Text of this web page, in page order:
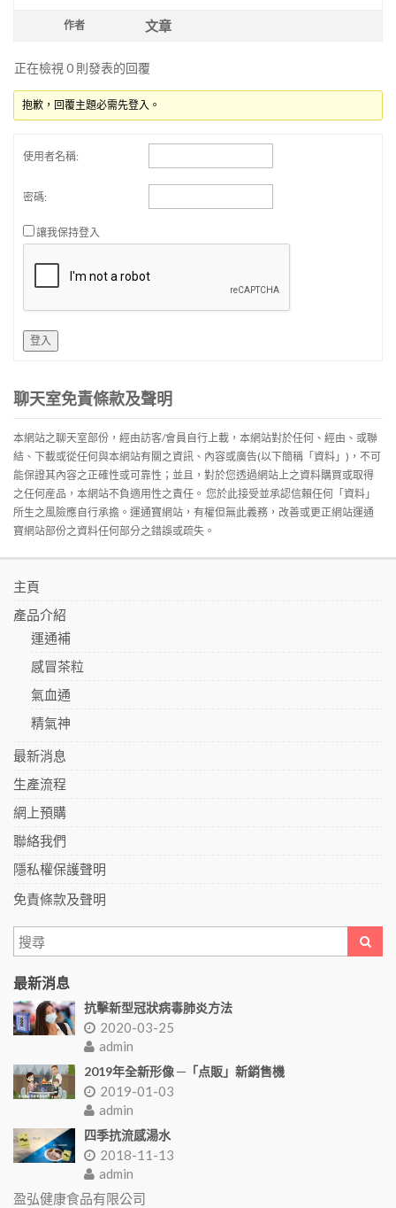
作者 文章
正在檢視 0 則發表的回覆
抱歉，回覆主題必需先登入。
使用者名稱:
密碼:
讓我保持登入
登入
聊天室免責條款及聲明
本網站之聊天室部份，經由訪客/會員自行上載，本網站對於任何、經由、或聯
結、下載或從任何與本網站有關之資訊、內容或廣告(以下簡稱「資料」)，不可
能保證其內容之正確性或可靠性；並且，對於您透過網站上之資料購買或取得
之任何産品，本網站不負適用性之責任。 您於此接受並承認信賴任何「資料」
所生之風險應自行承擔。運通寶網站，有權但無此義務，改善或更正網站運通
寶網站部份之資料任何部分之錯誤或疏失。
主頁
產品介紹
運通補
感冒茶粒
氣血通
精氣神
最新消息
生產流程
網上預購
聯絡我們
隱私權保護聲明
免責條款及聲明
最新消息
抗擊新型冠狀病毒肺炎方法
2020-03-25
admin
2019年全新形像 ─「点販」新銷售機
2019-01-03
admin
四季抗流感湯水
2018-11-13
admin
盈弘健康食品有限公司